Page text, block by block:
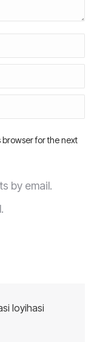
browser for the next
by email.
loyihasi